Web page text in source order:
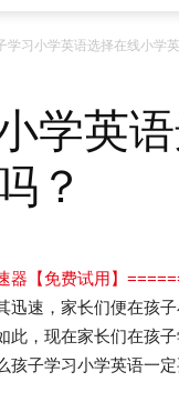
学习小学英语选择在线小学
学英
？
器【免费试用】
迅速，家长们便在孩
此，现在家长们在孩
孩子学习小学英语一